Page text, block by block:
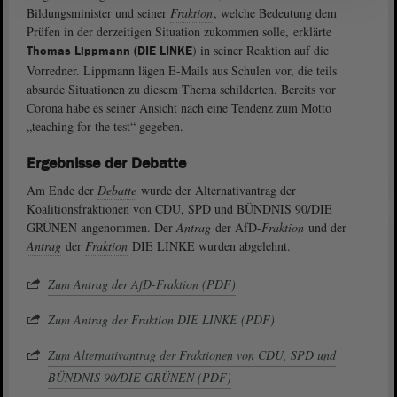
Bildungsminister und seiner Fraktion, welche Bedeutung dem
Prüfen in der derzeitigen Situation zukommen solle, erklärte
Thomas Lippmann (DIE LINKE) in seiner Reaktion auf die
Vorredner. Lippmann lägen E-Mails aus Schulen vor, die teils
absurde Situationen zu diesem Thema schilderten. Bereits vor
Corona habe es seiner Ansicht nach eine Tendenz zum Motto
„teaching for the test“ gegeben.
Ergebnisse der Debatte
Am Ende der Debatte wurde der Alternativantrag der
Koalitionsfraktionen von CDU, SPD und BÜNDNIS 90/DIE
GRÜNEN angenommen. DerAntrag der AfD-Fraktion und der
Antrag der Fraktion DIE LINKE wurden abgelehnt.
Zum Antrag der AfD-Fraktion (PDF)
Zum Antrag der Fraktion DIE LINKE (PDF)
Zum Alternativantrag der Fraktionen von CDU, SPD und
BÜNDNIS 90/DIE GRÜNEN (PDF)